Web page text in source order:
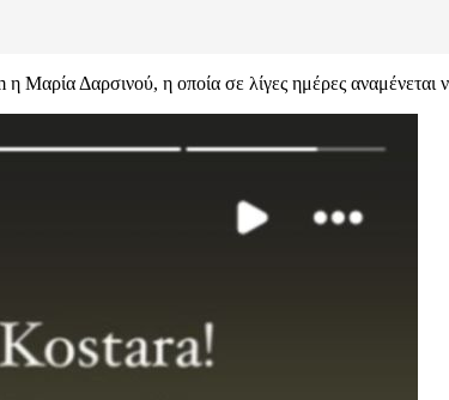
Δαρσινού, η οποία σε λίγες ημέρες αναμένεται